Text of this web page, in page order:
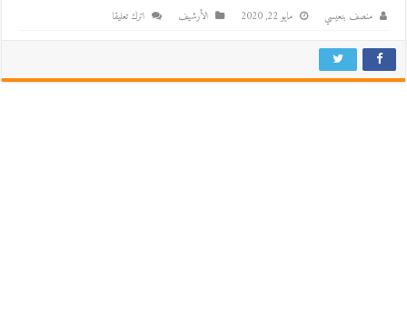
منصف بنعيسي مايو 22, 2020 اﻷرشيف اترك تعليقا